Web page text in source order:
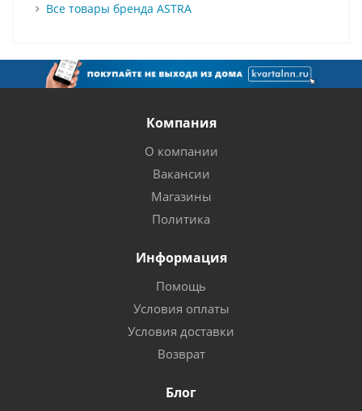
Все товары бренда ASTRA
Компания
О компании
Вакансии
Магазины
Политика
Информация
Помощь
Условия оплаты
Условия доставки
Возврат
Блог